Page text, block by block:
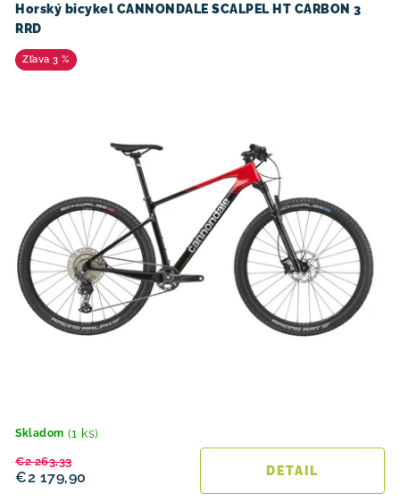
Horský bicykel CANNONDALE SCALPEL HT CARBON 3
RRD
3 %
Skladom (1 ks)
€2 179,90
€2 263,33
DETAIL